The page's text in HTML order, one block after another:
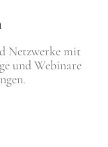
Netzwerke mit
und Webinare